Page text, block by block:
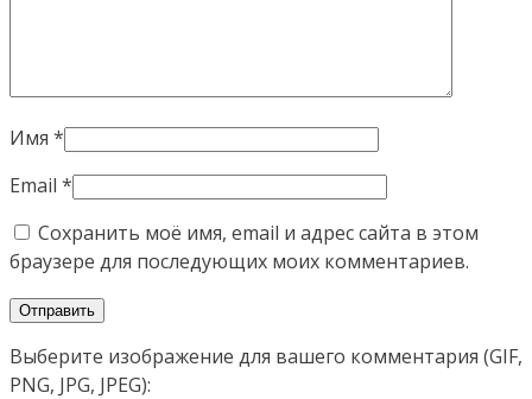
Имя *
Email *
Сохранить моё имя, email и адрес сайта в этом
браузере для последующих моих комментариев.
Выберите изображение для вашего комментария (GIF,
PNG, JPG, JPEG):